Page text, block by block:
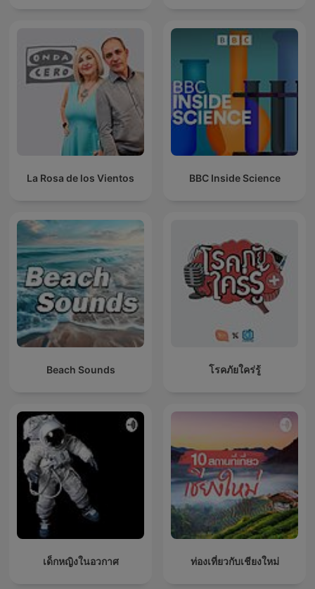
La Rosa de los Vientos BBC Inside Science
Beach Sounds โรคภัยใคร่รู้
เด็กหญิงในอวกาศ ท่องเที่ยวกับเชียงใหม่